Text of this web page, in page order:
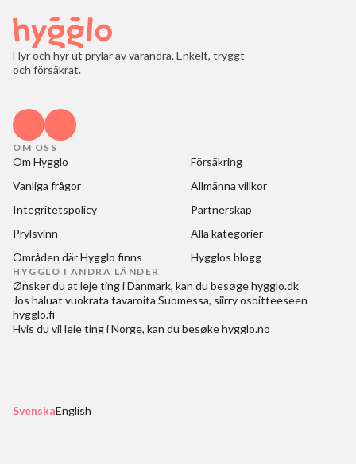
Hyr och hyr ut prylar av varandra. Enkelt, tryggt
och försäkrat.
OM OSS
Om Hygglo
Försäkring
Vanliga frågor
Allmänna villkor
Integritetspolicy
Partnerskap
Prylsvinn
Alla kategorier
Områden där Hygglo finns
Hygglos blogg
HYGGLO I ANDRA LÄNDER
Ønsker du at leje ting i Danmark, kan du besøgehygglo.dk
Jos haluat vuokrata tavaroita Suomessa, siirry osoitteeseen
hygglo.fi
Hvis du vil leie ting i Norge, kan du besøkehygglo.no
SvenskaEnglish